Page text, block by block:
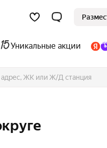
Уникальные акции